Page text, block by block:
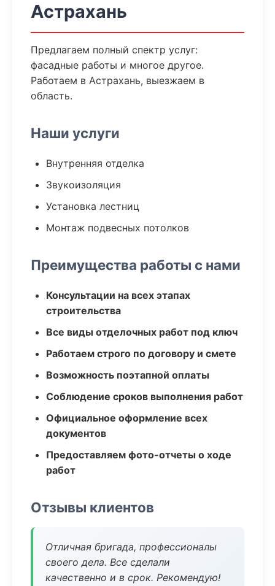
Астрахань
Предлагаем полный спектр услуг:
фасадные работы и многое другое.
Работаем в Астрахань, выезжаем в
область.
Наши услуги
Внутренняя отделка
Звукоизоляция
Установка лестниц
Монтаж подвесных потолков
Преимущества работы с нами
Консультации на всех этапах
строительства
Все виды отделочных работ под ключ
Работаем строго по договору и смете
Возможность поэтапной оплаты
Соблюдение сроков выполнения работ
Официальное оформление всех
документов
Предоставляем фото-отчеты о ходе
работ
Отзывы клиентов
Отличная бригада, профессионалы
своего дела. Все сделали
качественно и в срок. Рекомендую!